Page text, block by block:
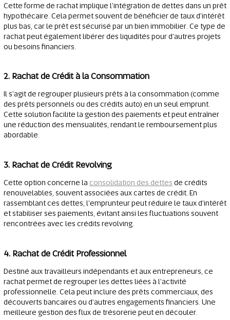
Cette forme de rachat implique l'intégration de dettes dans un prêt
hypothécaire. Cela permet souvent de bénéficier de taux d'intérêt
plus bas, car le prêt est sécurisé par un bien immobilier. Ce type de
rachat peut également libérer des liquidités pour d'autres projets
ou besoins financiers.
2. Rachat de Crédit à la Consommation
Il s'agit de regrouper plusieurs prêts à la consommation (comme
des prêts personnels ou des crédits auto) en un seul emprunt.
Cette solution facilite la gestion des paiements et peut entraîner
une réduction des mensualités, rendant le remboursement plus
abordable.
3. Rachat de Crédit Revolving
Cette option concerne la consolidation des dettes de crédits
renouvelables, souvent associées aux cartes de crédit. En
rassemblant ces dettes, l'emprunteur peut réduire le taux d'intérêt
et stabiliser ses paiements, évitant ainsi les fluctuations souvent
rencontrées avec les crédits revolving.
4. Rachat de Crédit Professionnel
Destiné aux travailleurs indépendants et aux entrepreneurs, ce
rachat permet de regrouper les dettes liées à l'activité
professionnelle. Cela peut inclure des prêts commerciaux, des
découverts bancaires ou d'autres engagements financiers. Une
meilleure gestion des flux de trésorerie peut en découler.